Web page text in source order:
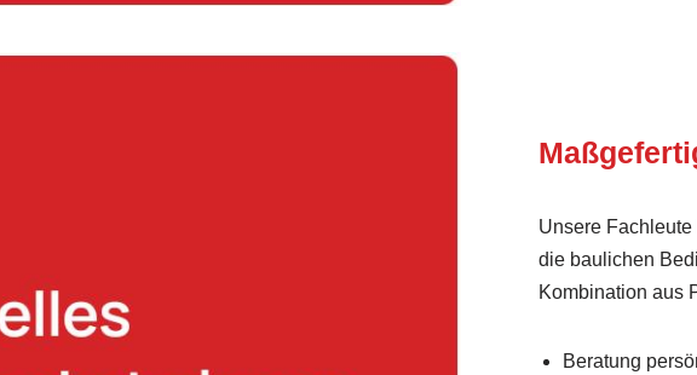
Unsere
die baulichen
Kombination aus
Beratung